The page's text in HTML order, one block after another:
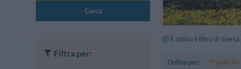
Cerca
È attivo il filtro di ricerca
Ordina per: Popolarità
Filtra per: